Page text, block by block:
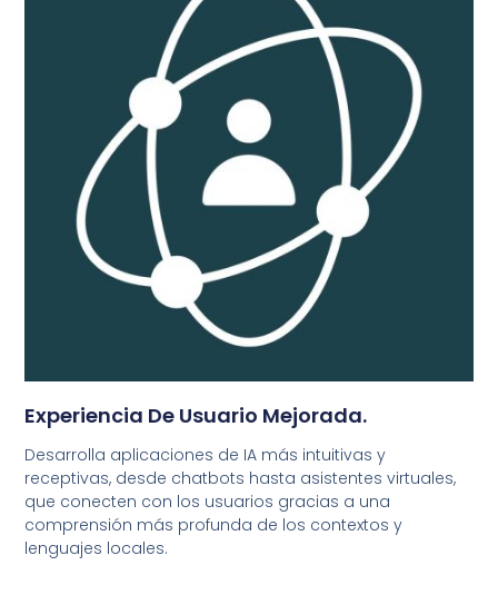
Experiencia De Usuario Mejorada.
Desarrolla aplicaciones de IA más intuitivas y
receptivas, desde chatbots hasta asistentes virtuales,
que conecten con los usuarios gracias a una
comprensión más profunda de los contextos y
lenguajes locales.